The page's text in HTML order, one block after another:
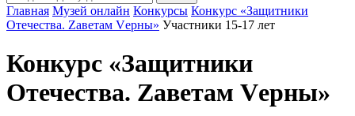
Главная Музей онлайн Конкурсы Конкурс «Защитники
Отечества. Zаветам Vерны» Участники 15-17 лет
Конкурс «Защитники
Отечества. Zаветам Vерны»